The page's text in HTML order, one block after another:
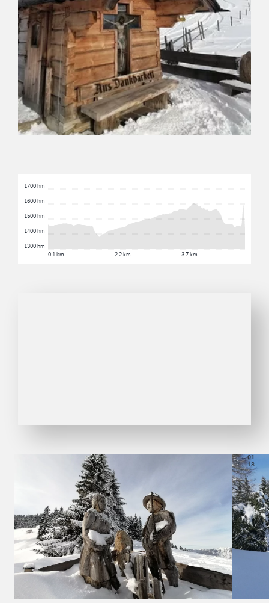
0.1 km 2.2 km 3.7 km
1300 hm
1400 hm
1500 hm
1600 hm
1700 hm
01
18